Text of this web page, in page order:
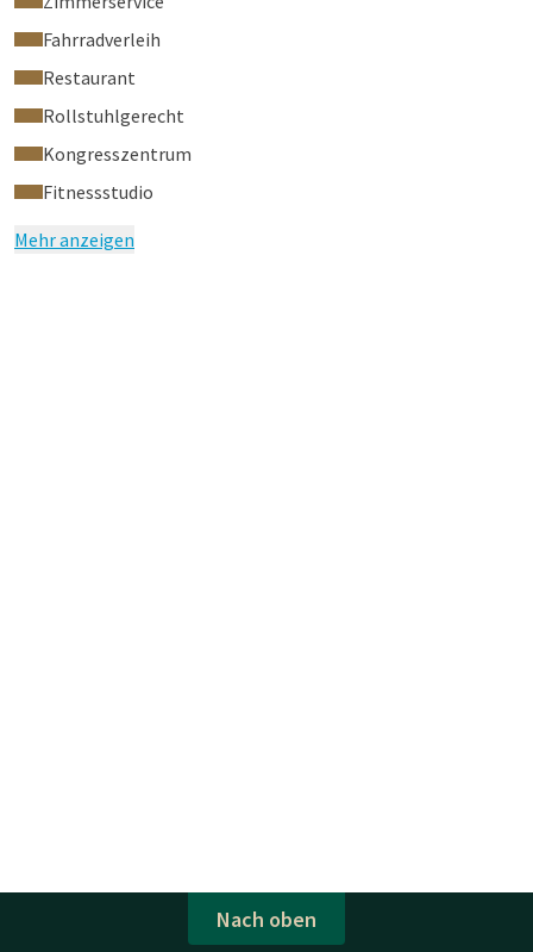
Fahrradverleih
Restaurant
Rollstuhlgerecht
Kongresszentrum
Fitnessstudio
Mehr anzeigen
Nach oben